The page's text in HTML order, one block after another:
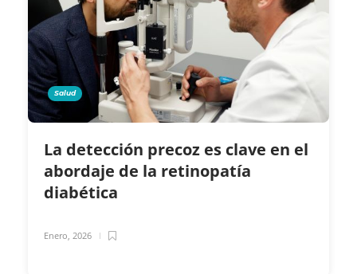
Salud
La detección precoz es clave en el
abordaje de la retinopatía
diabética
Enero, 2026